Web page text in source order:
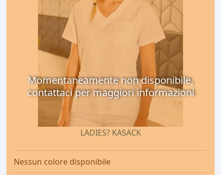
Momentaneamente non disponibile,
contattaci per maggiori informazioni
LADIES? KASACK
Nessun colore disponibile